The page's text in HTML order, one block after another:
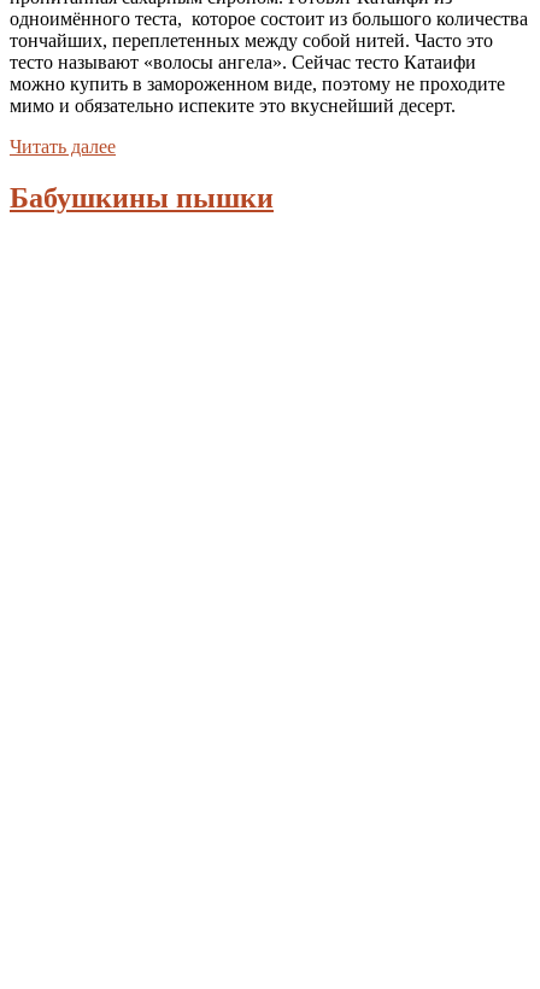
одноимённого теста, которое состоит из большого количества
тончайших, переплетенных между собой нитей. Часто это
тесто называют «волосы ангела». Сейчас тесто Катаифи
можно купить в замороженном виде, поэтому не проходите
мимо и обязательно испеките это вкуснейший десерт.
Читать далее
Бабушкины пышки